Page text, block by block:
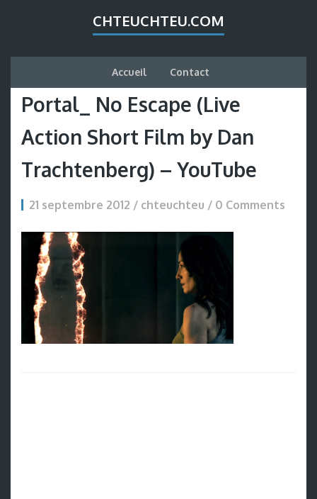
CHTEUCHTEU.COM
Accueil Contact
Portal_ No Escape (Live
Action Short Film by Dan
Trachtenberg) – YouTube
21 septembre 2012 / chteuchteu / 0 Comments